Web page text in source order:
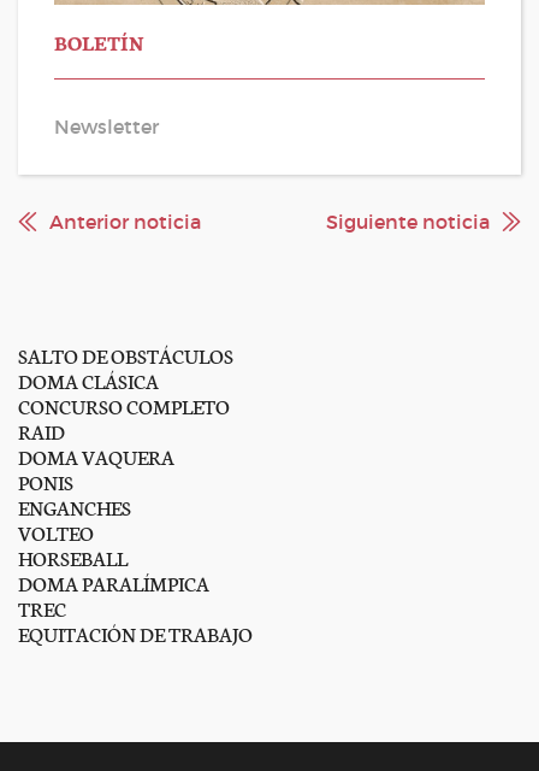
BOLETÍN
Newsletter
Anterior noticia Siguiente noticia
SALTO DE OBSTÁCULOS
DOMA CLÁSICA
CONCURSO COMPLETO
RAID
DOMA VAQUERA
PONIS
ENGANCHES
VOLTEO
HORSEBALL
DOMA PARALÍMPICA
TREC
EQUITACIÓN DE TRABAJO